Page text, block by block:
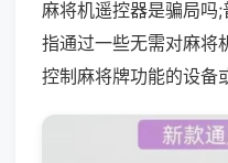
麻将机遥控器是骗局吗
指通过一些无需对麻将
控制麻将牌功能的设备